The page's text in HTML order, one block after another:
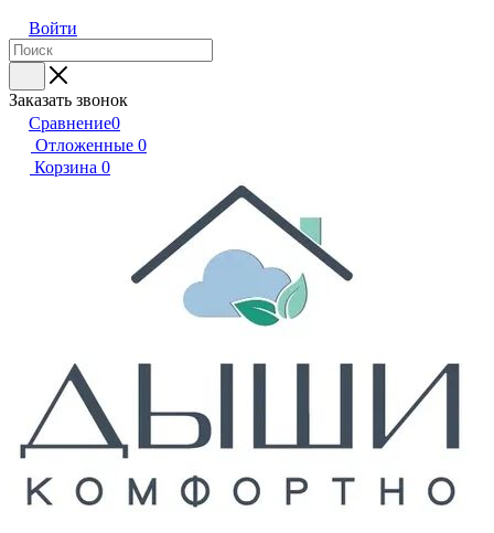
Войти
Заказать звонок
Сравнение0
Отложенные 0
Корзина 0